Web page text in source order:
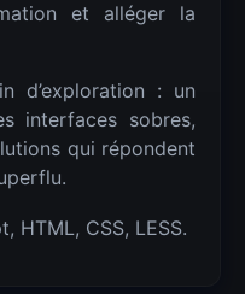
et alléger la
d’exploration : un
interfaces sobres,
qui répondent
HTML, CSS, LESS.